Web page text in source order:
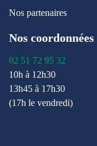
Nos partenaires
Nos coordonnées
02 51 72 95 32
10h à 12h30
13h45 à 17h30
(17h le vendredi)